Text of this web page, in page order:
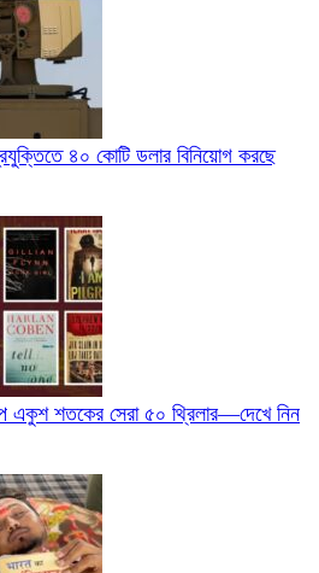
৪০ কোটি ডলার বিনিয়োগ করছে
একুশ শতকের সেরা ৫০ থ্রিলার—দেখে নিন